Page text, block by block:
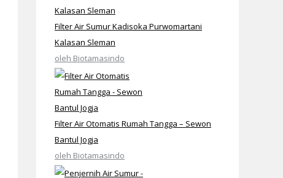
Filter Air Sumur Kadisoka Purwomartani
Kalasan Sleman
oleh Biotamasindo
Filter Air Otomatis Rumah Tangga – Sewon
Bantul Jogja
oleh Biotamasindo